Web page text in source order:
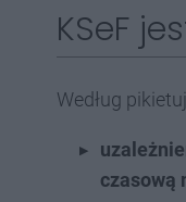
KSeF
Według
u
czasową